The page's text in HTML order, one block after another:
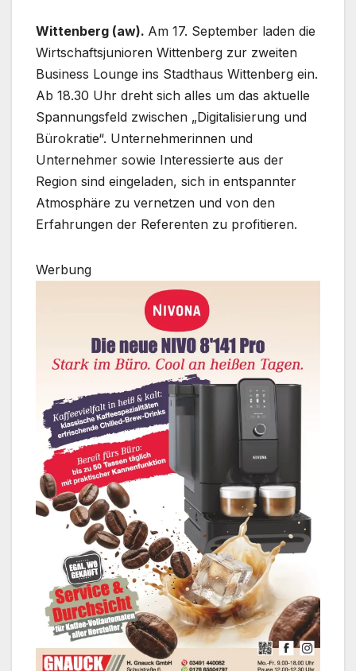
Wittenberg (aw). Am 17. September laden die
Wirtschaftsjunioren Wittenberg zur zweiten
Business Lounge ins Stadthaus Wittenberg ein.
Ab 18.30 Uhr dreht sich alles um das aktuelle
Spannungsfeld zwischen „Digitalisierung und
Bürokratie“. Unternehmerinnen und
Unternehmer sowie Interessierte aus der
Region sind eingeladen, sich in entspannter
Atmosphäre zu vernetzen und von den
Erfahrungen der Referenten zu profitieren.
Werbung